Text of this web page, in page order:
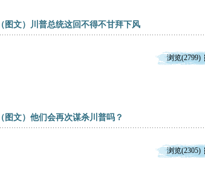
（图文）川普总统这回不得不甘拜下风
浏览(2799)
（图文）他们会再次谋杀川普吗？
浏览(2305)